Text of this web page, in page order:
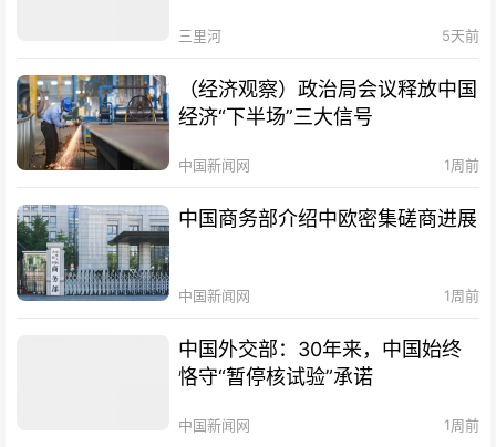
三里河 5天前
（经济观察）政治局会议释放中国
经济“下半场”三大信号
中国新闻网 1周前
中国商务部介绍中欧密集磋商进展
中国新闻网 1周前
中国外交部：30年来，中国始终
恪守“暂停核试验”承诺
中国新闻网 1周前